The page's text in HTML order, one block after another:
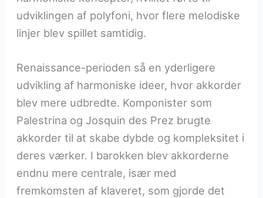
udviklingen af polyfoni, hvor flere melodiske
linjer blev spillet samtidig.
Renaissance-perioden så en yderligere
udvikling af harmoniske ideer, hvor akkorder
blev mere udbredte. Komponister som
Palestrina og Josquin des Prez brugte
akkorder til at skabe dybde og kompleksitet i
deres værker. I barokken blev akkorderne
endnu mere centrale, især med
fremkomsten af klaveret, som gjorde det